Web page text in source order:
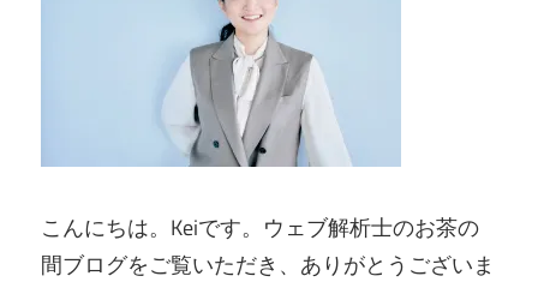
こんにちは。Keiです。ウェブ解析士のお茶の
間ブログをご覧いただき、ありがとうございま